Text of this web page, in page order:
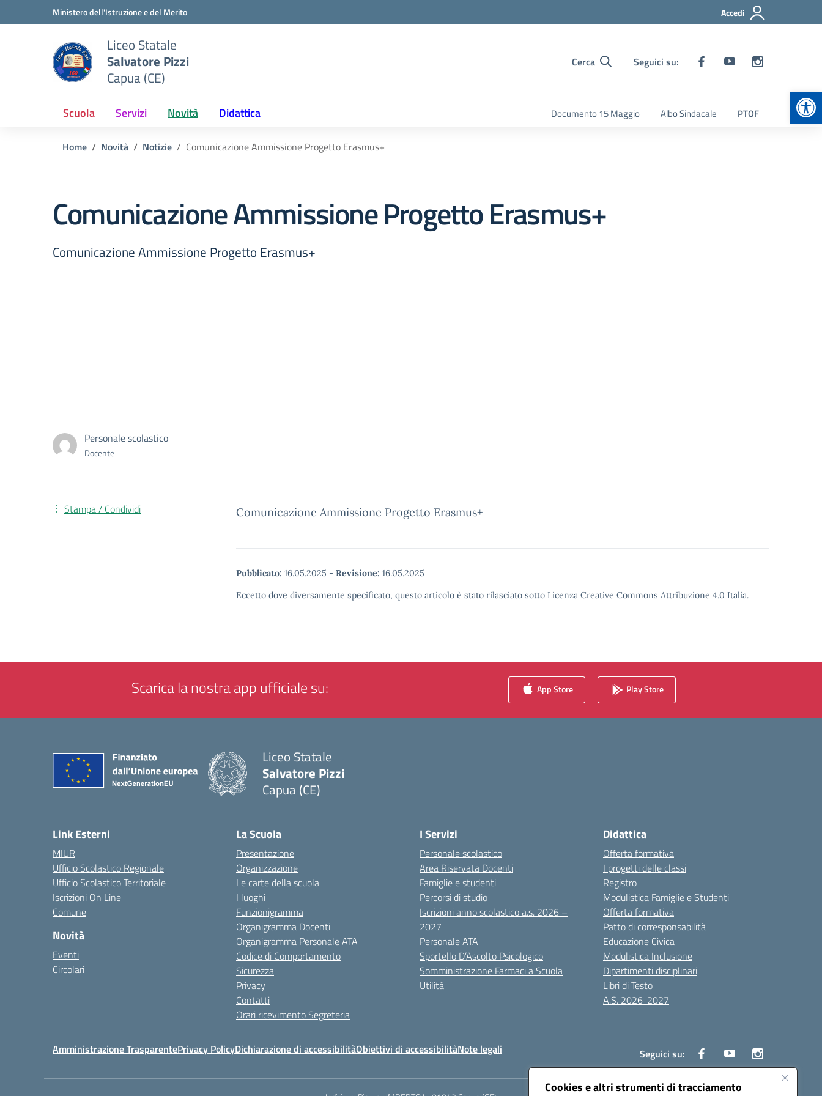
Cookies e altri strumenti di tracciamento
Vai ai contenuti
Vai al menu di navigazioneMinistero dell'Istruzione e del Merito Accedi
Liceo Statale
Salvatore Pizzi
Capua (CE)
Cerca Seguici su:
Scuola Servizi Novità Didattica Documento 15 Maggio Albo Sindacale PTOF
Home Novità Notizie Comunicazione Ammissione Progetto Erasmus+
Comunicazione Ammissione Progetto Erasmus+
Comunicazione Ammissione Progetto Erasmus+
Personale scolastico
Docente
Comunicazione Ammissione Progetto Erasmus+
Pubblicato: 16.05.2025 - Revisione: 16.05.2025
Eccetto dove diversamente specificato, questo articolo è stato rilasciato sotto Licenza Creative Commons Attribuzione 4.0 Italia.
Stampa / Condividi
Scarica la nostra app ufficiale su: App Store Play Store
Liceo Statale
Salvatore Pizzi
Capua (CE)
Link Esterni
MIUR
Ufficio Scolastico Regionale
Ufficio Scolastico Territoriale
Iscrizioni On Line
Comune
Novità
Eventi
Circolari
La Scuola
Presentazione
Organizzazione
Le carte della scuola
I luoghi
Funzionigramma
Organigramma Docenti
Organigramma Personale ATA
Codice di Comportamento
Sicurezza
Privacy
Contatti
Orari ricevimento Segreteria
I Servizi
Personale scolastico
Area Riservata Docenti
Famiglie e studenti
Percorsi di studio
Iscrizioni anno scolastico a.s. 2026 –
2027
Personale ATA
Sportello D’Ascolto Psicologico
Somministrazione Farmaci a Scuola
Utilità
Didattica
Offerta formativa
I progetti delle classi
Registro
Modulistica Famiglie e Studenti
Offerta formativa
Patto di corresponsabilità
Educazione Civica
Modulistica Inclusione
Dipartimenti disciplinari
Libri di Testo
A.S. 2026-2027
Amministrazione TrasparentePrivacy PolicyDichiarazione di accessibilitàObiettivi di accessibilitàNote legali Seguici su: